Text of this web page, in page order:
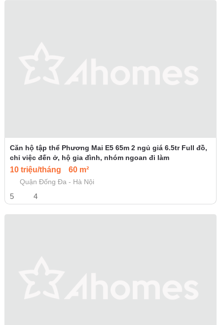
Căn hộ tập thể Phương Mai E5 65m 2 ngủ giá 6.5tr Full đồ,
chỉ việc đến ở, hộ gia đình, nhóm ngoan đi làm
10 triệu/tháng 60 m²
Quận Đống Đa - Hà Nội
5 4